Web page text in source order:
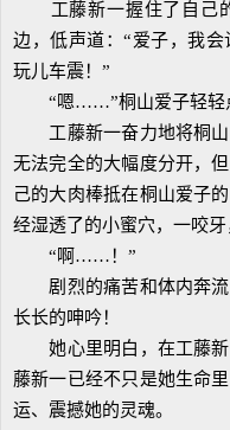
工藤新一握住了自己的
边，低声道：“爱子，我
玩儿车震！”
“嗯……”桐山爱子轻轻点
工藤新一奋力地将桐山
无法完全的大幅度分开，
己的大肉棒抵在桐山爱子
经湿透了的小蜜穴，一咬牙
“啊……！”
剧烈的痛苦和体内奔流
长长的呻吟！
她心里明白，在工藤新
藤新一已经不只是她生命
运、震撼她的灵魂。